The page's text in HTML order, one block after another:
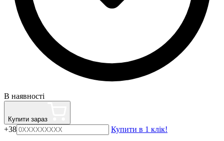
В наявності
Купити зараз
+38 Купити в 1 клік!